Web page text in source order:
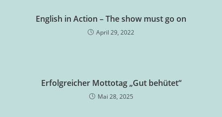
English in Action – The show must go on
April 29, 2022
Erfolgreicher Mottotag „Gut behütet“
Mai 28, 2025